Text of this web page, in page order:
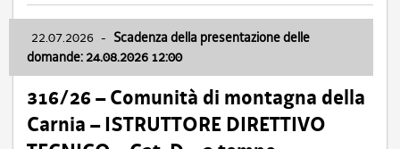
22.07.2026 - Scadenza della presentazione delle
domande: 24.08.2026 12:00
316/26 – Comunità di montagna della
Carnia – ISTRUTTORE DIRETTIVO